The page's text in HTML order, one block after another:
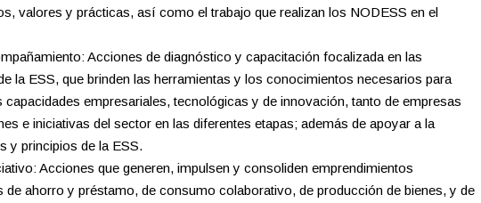
valores y prácticas, así como el trabajo que realizan los NODESS en el
Acciones de diagnóstico y capacitación focalizada en las
la ESS, que brinden las herramientas y los conocimientos necesarios para
capacidades empresariales, tecnológicas y de innovación, tanto de empresas
e iniciativas del sector en las diferentes etapas; además de apoyar a la
y principios de la ESS.
Acciones que generen, impulsen y consoliden emprendimientos
de ahorro y préstamo, de consumo colaborativo, de producción de bienes, y de